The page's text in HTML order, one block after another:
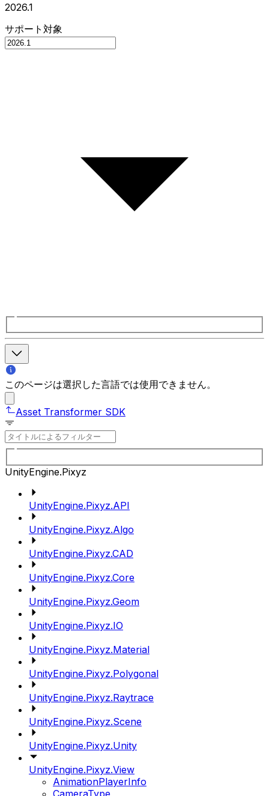
2026.1
サポート対象
このページは選択した言語では使用できません。
Asset Transformer SDK
UnityEngine.Pixyz
UnityEngine.Pixyz.API
UnityEngine.Pixyz.Algo
UnityEngine.Pixyz.CAD
UnityEngine.Pixyz.Core
UnityEngine.Pixyz.Geom
UnityEngine.Pixyz.IO
UnityEngine.Pixyz.Material
UnityEngine.Pixyz.Polygonal
UnityEngine.Pixyz.Raytrace
UnityEngine.Pixyz.Scene
UnityEngine.Pixyz.Unity
UnityEngine.Pixyz.View
AnimationPlayerInfo
CameraType